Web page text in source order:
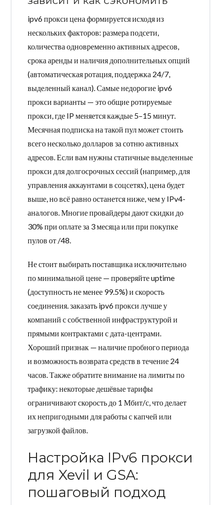
ipv6 прокси цена формируется исходя из
нескольких факторов: размера подсети,
количества одновременно активных адресов,
срока аренды и наличия дополнительных опций
(автоматическая ротация, поддержка 24/7,
выделенный канал). Самые недорогие ipv6
прокси варианты — это общие ротируемые
прокси, где IP меняется каждые 5–15 минут.
Месячная подписка на такой пул может стоить
всего несколько долларов за сотню активных
адресов. Если вам нужны статичные выделенные
прокси для долгосрочных сессий (например, для
управления аккаунтами в соцсетях), цена будет
выше, но всё равно останется ниже, чем у IPv4-
аналогов. Многие провайдеры дают скидки до
30% при оплате за 3 месяца или при покупке
пулов от /48.
Не стоит выбирать поставщика исключительно
по минимальной цене — проверяйте uptime
(доступность не менее 99.5%) и скорость
соединения. заказать ipv6 прокси лучше у
компаний с собственной инфраструктурой и
прямыми контрактами с дата-центрами.
Хороший признак — наличие пробного периода
и возможность возврата средств в течение 24
часов. Также обратите внимание на лимиты по
трафику: некоторые дешёвые тарифы
ограничивают скорость до 1 Мбит/с, что делает
их непригодными для работы с капчей или
загрузкой файлов.
Настройка IPv6 прокси
для Xevil и GSA:
пошаговый подход